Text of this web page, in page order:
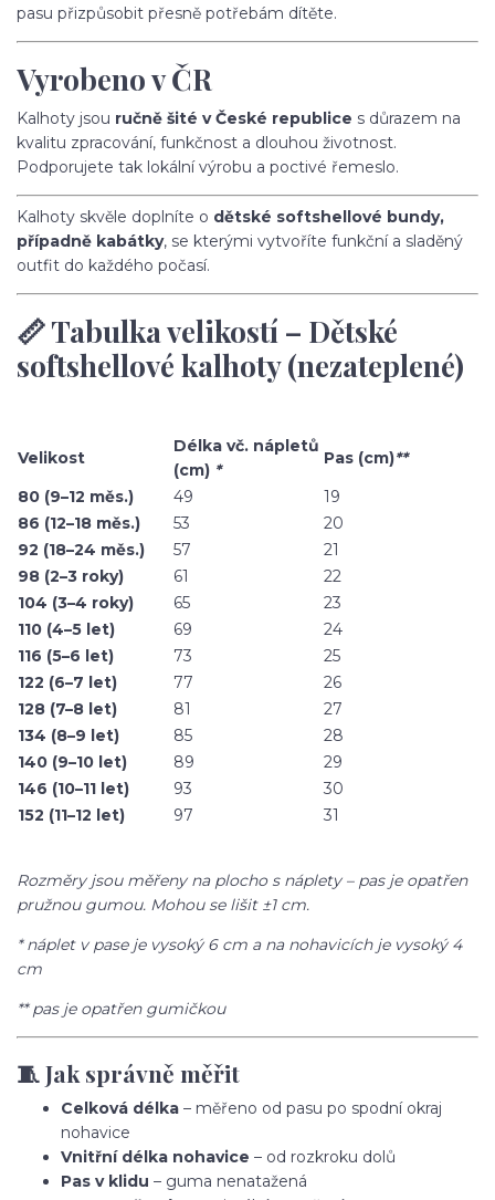
pasu přizpůsobit přesně potřebám dítěte.
Vyrobeno v ČR
Kalhoty jsou ručně šité v České republice s důrazem na
kvalitu zpracování, funkčnost a dlouhou životnost.
Podporujete tak lokální výrobu a poctivé řemeslo.
Kalhoty skvěle doplníte o dětské softshellové bundy,
případně kabátky, se kterými vytvoříte funkční a sladěný
outfit do každého počasí.
📏 Tabulka velikostí – Dětské
softshellové kalhoty (nezateplené)
Velikost
Délka vč. nápletů
(cm) *
Pas (cm)**
80 (9–12 měs.)
49
19
86 (12–18 měs.)
53
20
92 (18–24 měs.)
57
21
98 (2–3 roky)
61
22
104 (3–4 roky)
65
23
110 (4–5 let)
69
24
116 (5–6 let)
73
25
122 (6–7 let)
77
26
128 (7–8 let)
81
27
134 (8–9 let)
85
28
140 (9–10 let)
89
29
146 (10–11 let)
93
30
152 (11–12 let)
97 31
Rozměry jsou měřeny na plocho s náplety – pas je opatřen
pružnou gumou. Mohou se lišit ±1 cm.
* náplet v pase je vysoký 6 cm a na nohavicích je vysoký 4
cm
** pas je opatřen gumičkou
🧵 Jak správně měřit
Celková délka – měřeno od pasu po spodní okraj
nohavice
Vnitřní délka nohavice – od rozkroku dolů
Pas v klidu – guma nenatažená